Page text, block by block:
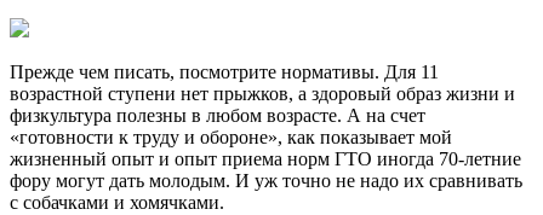
Прежде чем писать, посмотрите нормативы. Для 11
возрастной ступени нет прыжков, а здоровый образ жизни и
физкультура полезны в любом возрасте. А на счет
«готовности к труду и обороне», как показывает мой
жизненный опыт и опыт приема норм ГТО иногда 70-летние
фору могут дать молодым. И уж точно не надо их сравнивать
с собачками и хомячками.